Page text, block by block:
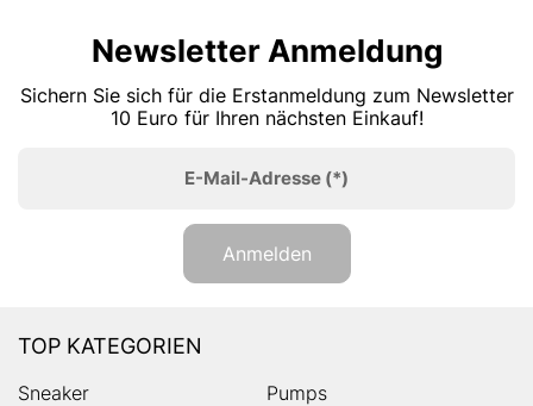
Newsletter Anmeldung
Sichern Sie sich für die Erstanmeldung zum Newsletter
10 Euro für Ihren nächsten Einkauf!
E-Mail-Adresse (*)
Anmelden
TOP KATEGORIEN
Sneaker
Pumps